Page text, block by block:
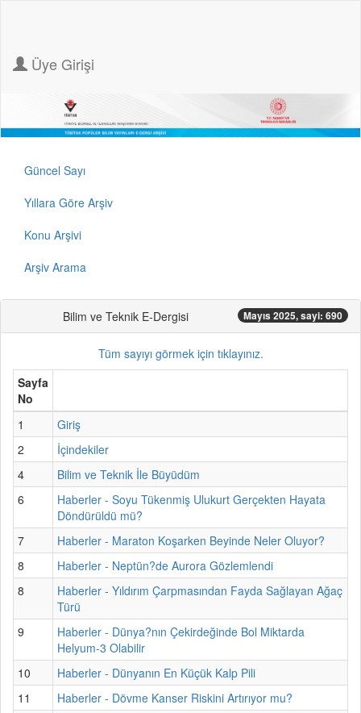
Üye Girişi
Güncel Sayı
Yıllara Göre Arşiv
Konu Arşivi
Arşiv Arama
Bilim ve Teknik E-Dergisi Mayıs 2025, sayi: 690
Tüm sayıyı görmek için tıklayınız.
Sayfa
No
1
Giriş
2
İçindekiler
4
Bilim ve Teknik İle Büyüdüm
6
Haberler - Soyu Tükenmiş Ulukurt Gerçekten Hayata
Döndürüldü mü?
7
Haberler - Maraton Koşarken Beyinde Neler Oluyor?
8
Haberler - Neptün?de Aurora Gözlemlendi
8
Haberler - Yıldırım Çarpmasından Fayda Sağlayan Ağaç
Türü
9
Haberler - Dünya?nın Çekirdeğinde Bol Miktarda
Helyum-3 Olabilir
10
Haberler - Dünyanın En Küçük Kalp Pili
11
Haberler - Dövme Kanser Riskini Artırıyor mu?